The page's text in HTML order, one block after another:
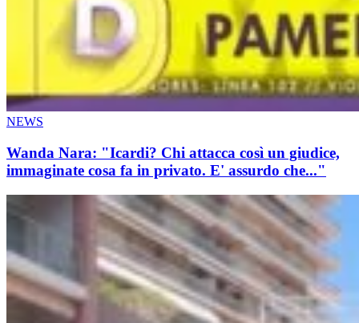
NEWS
Wanda Nara: "Icardi? Chi attacca così un giudice,
immaginate cosa fa in privato. E' assurdo che..."